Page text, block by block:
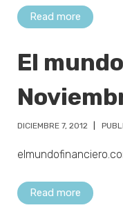
Read more
El
DICIEMBRE 7, 2012
Read more